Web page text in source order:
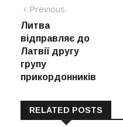
Навігація
записів
Previous
Литва
відправляє до
Латвії другу
групу
прикордонників
RELATED POSTS